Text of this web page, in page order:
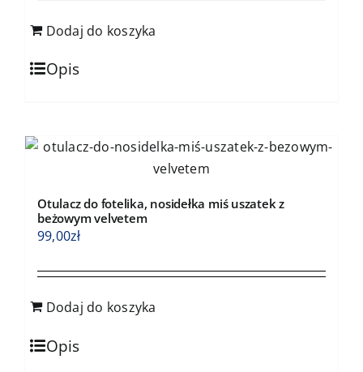
Dodaj do koszyka
Opis
Otulacz do fotelika, nosidełka miś uszatek z
beżowym velvetem
99,00zł
Dodaj do koszyka
Opis